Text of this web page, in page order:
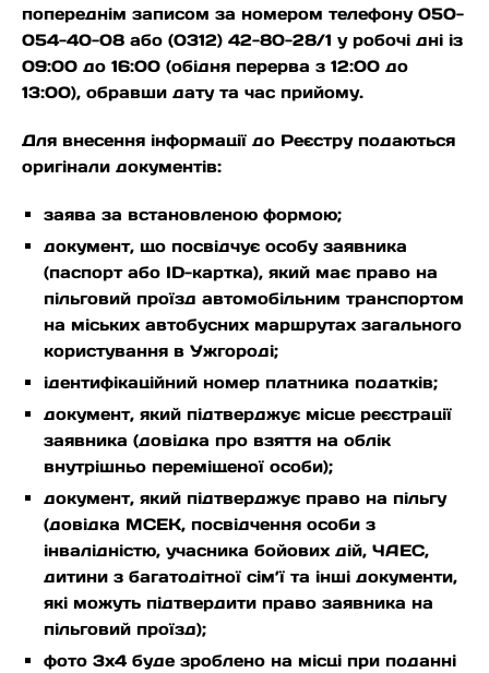
попереднім записом за номером телефону 050-
054-40-08 або (0312) 42-80-28/1 у робочі дні із
09:00 до 16:00 (обідня перерва з 12:00 до
13:00), обравши дату та час прийому.
Для внесення інформації до Реєстру подаються
оригінали документів:
заява за встановленою формою;
документ, що посвідчує особу заявника
(паспорт або ID-картка), який має право на
пільговий проїзд автомобільним транспортом
на міських автобусних маршрутах загального
користування в Ужгороді;
ідентифікаційний номер платника податків;
документ, який підтверджує місце реєстрації
заявника (довідка про взяття на облік
внутрішньо переміщеної особи);
документ, який підтверджує право на пільгу
(довідка МСЕК, посвідчення особи з
інвалідністю, учасника бойових дій, ЧАЕС,
дитини з багатодітної сім’ї та інші документи,
які можуть підтвердити право заявника на
пільговий проїзд);
фото 3х4 буде зроблено на місці при поданні